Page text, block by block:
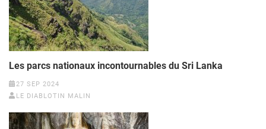
Les parcs nationaux incontournables du Sri Lanka
27 SEP 2024
LE DIABLOTIN MALIN